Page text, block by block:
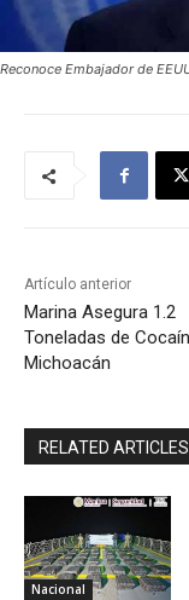
Reconoce Embajador de
Artículo anterior
Marina Asegura 1.2
Toneladas de
Michoacán
RELATED ARTICLES
Nacional